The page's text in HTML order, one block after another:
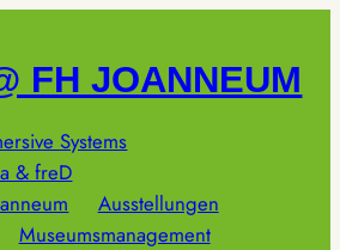
FH JOANNEUM
Systems
& freD
Ausstellungen
Museumsmanagement